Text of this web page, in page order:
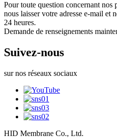
Pour toute question concernant
nous laisser votre adresse e-mail et
24 heures.
Demande de renseignements
Suivez-nous
sur nos réseaux sociaux
HID Membrane Co., Ltd.